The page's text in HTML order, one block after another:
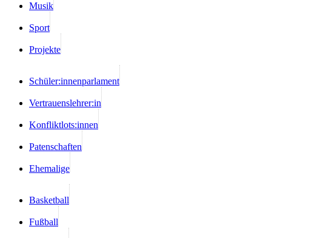
Musik
Sport
Projekte
Schüler:innenparlament
Vertrauenslehrer:in
Konfliktlots:innen
Patenschaften
Ehemalige
Basketball
Fußball